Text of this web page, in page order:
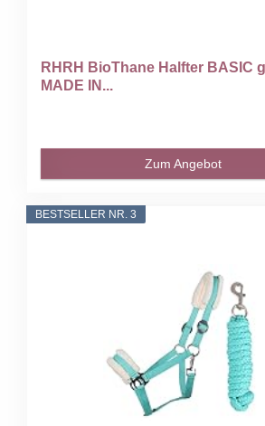
RHRH BioThane Halfter BASIC
MADE IN...
Zum Angebot
BESTSELLER NR. 3